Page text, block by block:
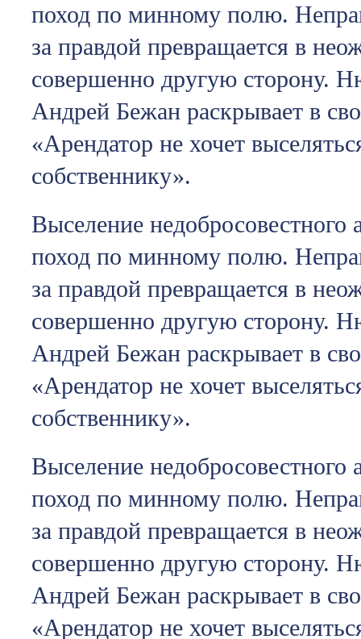
поход по минному полю.
за правдой превращается в
совершенно другую сторону.
Андрей Бежан раскрывает в
«Арендатор не хочет
собственнику».
Выселение недобросовестного
поход по минному полю.
за правдой превращается в
совершенно другую сторону.
Андрей Бежан раскрывает в
«Арендатор не хочет
собственнику».
Выселение недобросовестного
поход по минному полю.
за правдой превращается в
совершенно другую сторону.
Андрей Бежан раскрывает в
«Арендатор не хочет